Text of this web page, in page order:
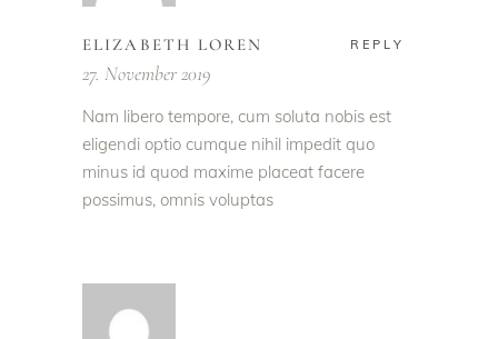
ELIZABETH LOREN REPLY
27. November 2019
Nam libero tempore, cum soluta nobis est
eligendi optio cumque nihil impedit quo
minus id quod maxime placeat facere
possimus, omnis voluptas